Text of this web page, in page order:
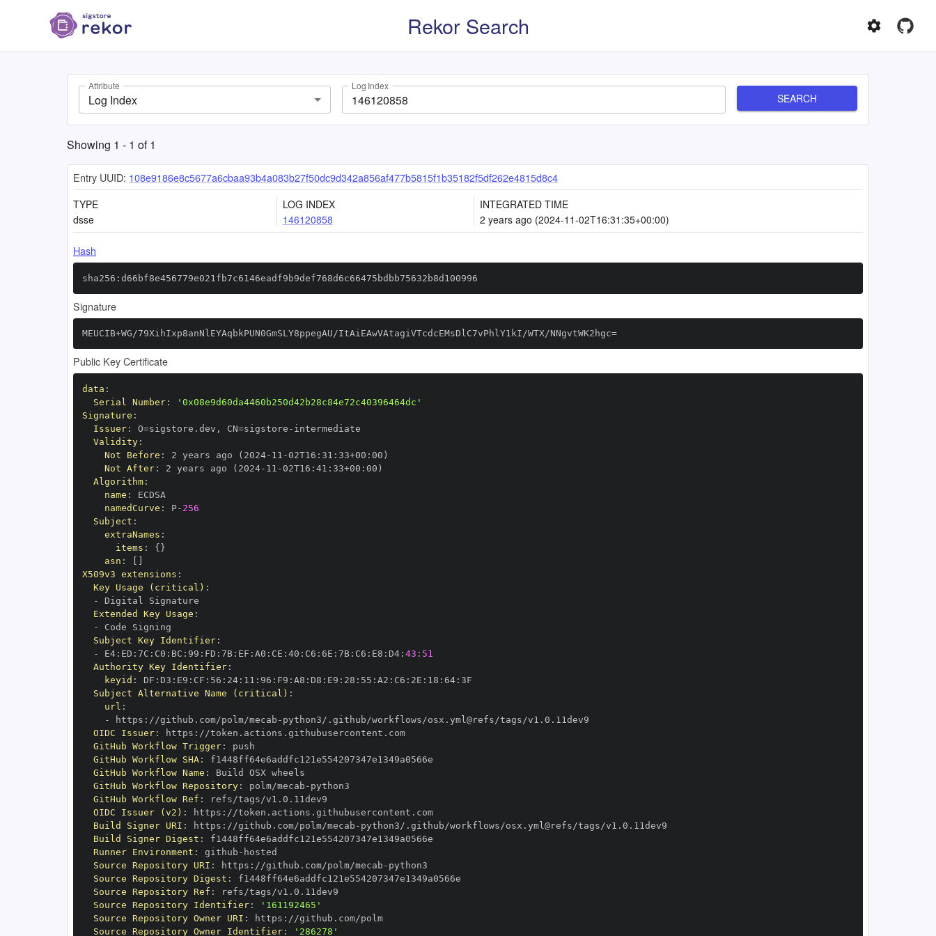
Rekor Search
Attribute
Log Index
Log Index
SEARCH
Showing 1 - 1 of1
Entry UUID: 108e9186e8c5677a6cbaa93b4a083b27f50dc9d342a856af477b5815f1b35182f5df262e4815d8c4
TYPE
dsse
LOG INDEX
146120858
INTEGRATED TIME
2 years ago (2024-11-02T16:31:35+00:00)
Hash
sha256:d66bf8e456779e021fb7c6146eadf9b9def768d6c66475bdbb75632b8d100996
Signature
MEUCIB+WG/79XihIxp8anNlEYAqbkPUN0GmSLY8ppegAU/ItAiEAwVAtagiVTcdcEMsDlC7vPhlY1kI/WTX/NNgvtWK2hgc=
Public Key Certificate
data :
Serial Number:
'0x08e9d60da4460b250d42b28c84e72c40396464dc'
Signature :
Issuer: O=sigstore.dev , CN=sigstore -
Validity:
Not Before : 2 years ago (2024- 11 -02T16 : 31 : 33+00 :
Not After: 2 years ago (2024- 11 -02T16 : 41 : 33+00 :
Algorithm:
name :
namedCurve : P- 256
Subject :
extraNames :
items : { }
asn :
X509v3 extensions :
Key Usage (critical) :
-
Extended Key Usage :
-
Subject Key Identifier:
-
E4: ED : 7C : C0 : BC : 99 : FD : 7B: EF : A0 : CE : 40 : C6 : 6E : 7B: C6 : E8 : D4: 43:51
Authority Key Identifier:
keyid : DF : D3 : E9 : CF : 56 : 24: 11 : 96 : F9 : A8 : D8 : E9 : 28 : 55 : A2 : C6 : 2E : 18 : 64:
Subject Alternative Name (critical) :
url :
-
https : //github.com/polm/mecab -
OIDC Issuer: https :
//token.actions.githubusercontent.com
GitHub Workflow Trigger:
GitHub Workflow SHA:
GitHub Workflow Name :
GitHub Workflow Repository: polm/mecab -
GitHub Workflow Ref :
OIDC Issuer (v2) : https :
//token.actions.githubusercontent.com
Build Signer URI : https : //github.com/polm/mecab -
Build Signer Digest :
Runner Environment : github -
Source Repository URI : https : //github.com/polm/mecab -
Source Repository Digest :
Source Repository Ref :
Source Repository Identifier:
'161192465'
Source Repository Owner URI : https :
//github.com/polm
Source Repository Owner Identifier: '286278'